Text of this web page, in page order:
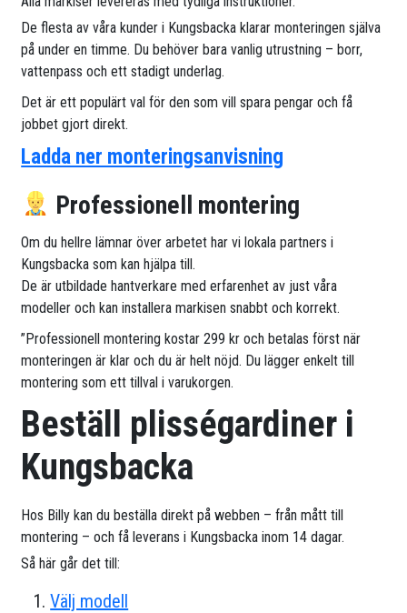
De flesta av våra kunder i Kungsbacka klarar monteringen själva
på under en timme. Du behöver bara vanlig utrustning – borr,
vattenpass och ett stadigt underlag.
Det är ett populärt val för den som vill spara pengar och få
jobbet gjort direkt.
Ladda ner monteringsanvisning
Professionell montering
Om du hellre lämnar över arbetet har vi lokala partners i
Kungsbacka som kan hjälpa till.
De är utbildade hantverkare med erfarenhet av just våra
modeller och kan installera markisen snabbt och korrekt.
”Professionell montering kostar 299 kr och betalas först när
monteringen är klar och du är helt nöjd. Du lägger enkelt till
montering som ett tillval i varukorgen.
Beställ plisségardiner i
Kungsbacka
Hos Billy kan du beställa direkt på webben – från mått till
montering – och få leverans i Kungsbacka inom 14 dagar.
Så här går det till:
Välj modell